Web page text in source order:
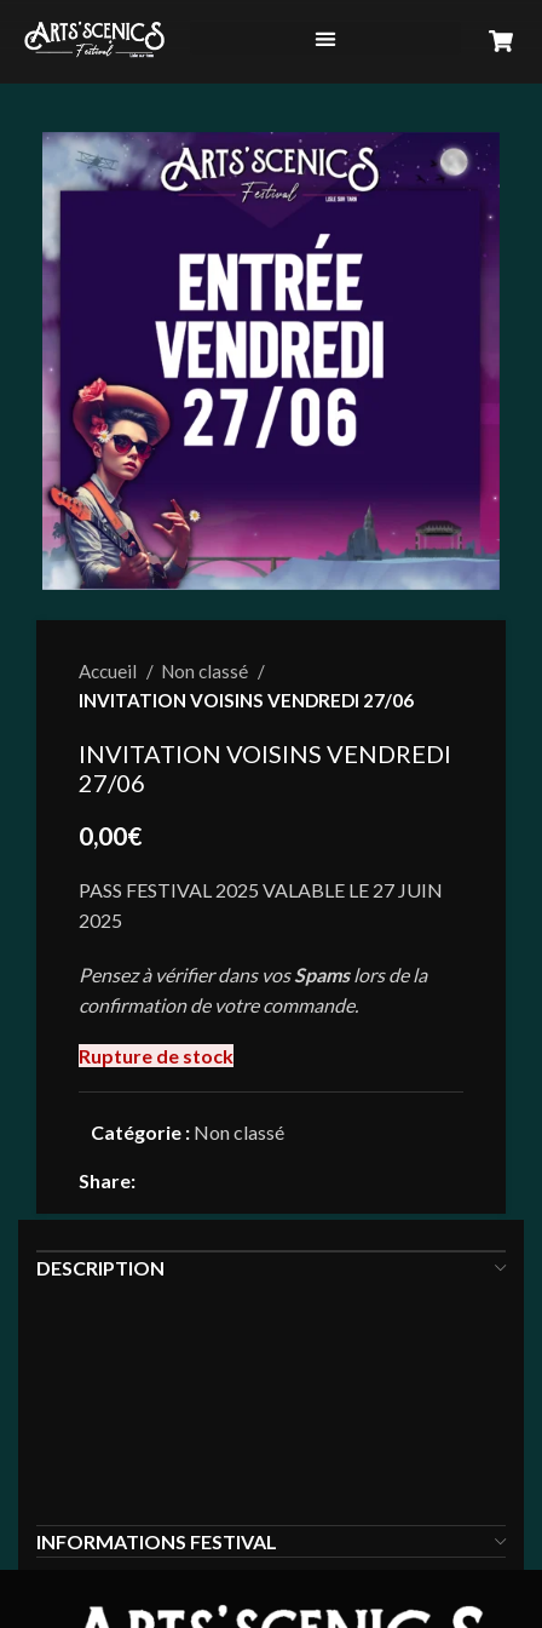
Accueil
Non classé
INVITATION VOISINS VENDREDI 27/06
INVITATION VOISINS VENDREDI
27/06
0,00€
PASS FESTIVAL 2025 VALABLE LE 27 JUIN
2025
Pensez à vérifier dans vosSpamslors de la
confirmation de votre commande.
Rupture de stock
Catégorie : Non classé
Share:
DESCRIPTION
INFORMATIONS FESTIVAL